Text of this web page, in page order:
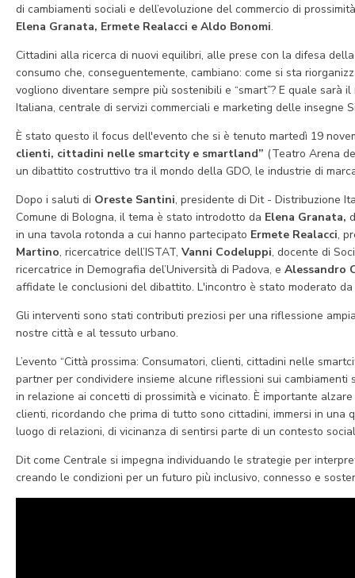
di cambiamenti sociali e dell’evoluzione del commercio di
Elena Granata, Ermete Realacci e Aldo Bonomi.
Cittadini alla ricerca di nuovi equilibri, alle prese con la difesa
consumo che, conseguentemente, cambiano: come si sta
vogliono diventare sempre più sostenibili e “smart”? E quale
Italiana, centrale di servizi commerciali e marketing delle insegne
È stato questo il focus dell'evento che si è tenuto martedì 19
clienti, cittadini nelle smartcity e smartland” (Teatro Arena
un dibattito costruttivo tra il mondo della GDO, le industrie di
Dopo i saluti di Oreste Santini, presidente di Dit - Distribuzione
Comune di Bologna, il tema è stato introdotto da Elena Granata,
in una tavola rotonda a cui hanno partecipato Ermete Realacci,
Martino, ricercatrice dell’ISTAT, Vanni Codeluppi, docente di
ricercatrice in Demografia del’Università di Padova, e Alessandro
affidate le conclusioni del dibattito. L'incontro è stato moderato da
Gli interventi sono stati contributi preziosi per una riflessione
nostre città e al tessuto urbano.
L’evento “Città prossima: Consumatori, clienti, cittadini nelle
partner per condividere insieme alcune riflessioni sui
in relazione ai concetti di prossimità e vicinato. È importante
clienti, ricordando che prima di tutto sono cittadini, immersi in
luogo di relazioni, di vicinanza di sentirsi parte di un contesto
Dit come Centrale si impegna individuando le strategie per
creando le condizioni per un futuro più inclusivo, connesso e